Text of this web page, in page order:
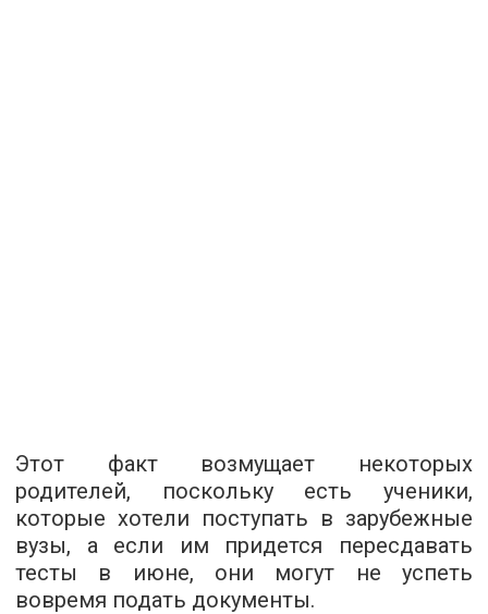
Этот факт возмущает некоторых
родителей, поскольку есть ученики,
которые хотели поступать в зарубежные
вузы, а если им придется пересдавать
тесты в июне, они могут не успеть
вовремя подать документы.